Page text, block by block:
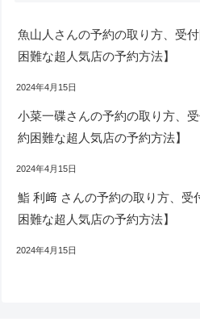
魚山人さんの予約の取り方、受
困難な超人気店の予約方法】
2024年4月15日
小菜一碟さんの予約の取り方、
約困難な超人気店の予約方法】
2024年4月15日
鮨 利﨑 さんの予約の取り方、受
困難な超人気店の予約方法】
2024年4月15日